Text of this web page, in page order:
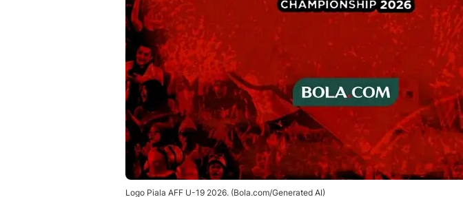
Logo Piala AFF U-19 2026. (Bola.com/Generated AI)